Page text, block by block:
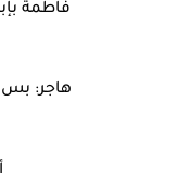
فاطمة
هاجر: بس